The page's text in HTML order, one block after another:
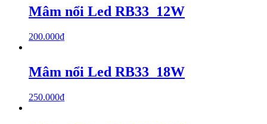
Mâm nổi Led RB33_12W
200.000₫
Mâm nổi Led RB33_18W
250.000₫